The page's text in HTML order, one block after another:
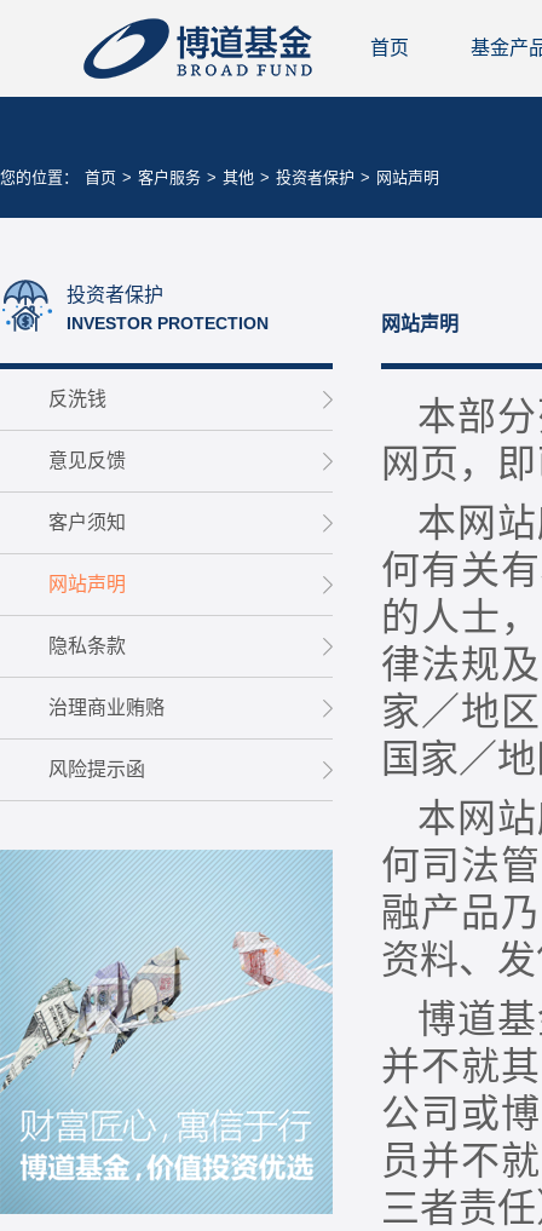
首页 基金产
您的位置： 首页 > 客户服务 > 其他 > 投资者保护 > 网站声明
投资者保护
INVESTOR PROTECTION
反洗钱
意见反馈
客户须知
网站声明
隐私条款
治理商业贿赂
风险提示函
网站声明
本部
网页，
本网
何有关
的人士
律法规
家／地
国家／
本网
何司法
融产品
资料、
博道
并不就
公司或
员并不
三者责